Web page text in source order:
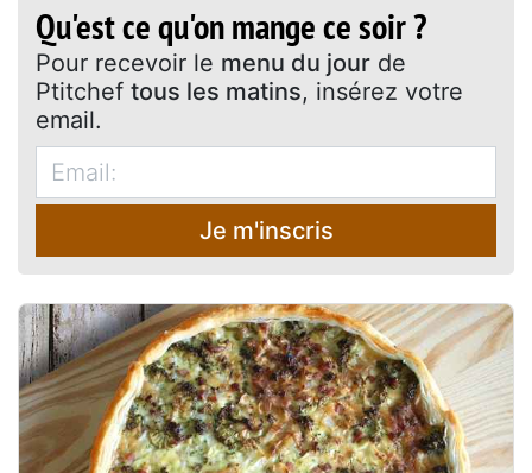
Qu'est ce qu'on mange ce soir ?
Pour recevoir le menu du jour de
Ptitchef tous les matins, insérez votre
email.
Je m'inscris